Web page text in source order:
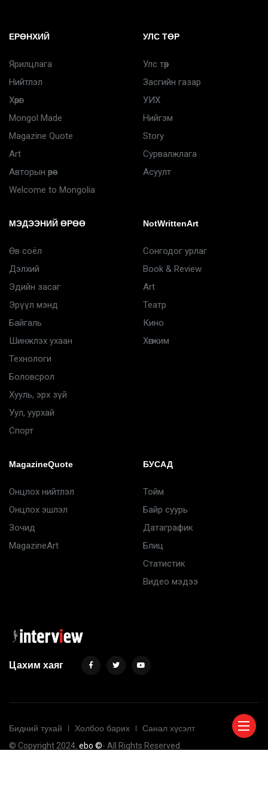
ЕРӨНХИЙ
Ярилцлага
Нийтлэл
Хөрөг
Mongol Made
Magazine Quote
Art
Авторын өрөө
Welcome to Mongolia
УЛС ТӨР
Улс төр
Засгийн газар
УИХ
Нийгэм
Story
Сурвалжлага
Асуулт
МЭДЭЭНИЙ ӨРӨӨ
Өв соёл
Дэлхий
Эдийн засаг
Эрүүл мэнд
Байгаль
Шинжлэх ухаан
Технологи
Боловсрол
Хууль, эрх зүй
Уул, уурхай
Спорт
NotWrittenArt
Сонгодог урлаг
Book & Review
Art
Театр
Кино
Хөгжим
MagazineQuote
Онцлох нийтлэл
Онцлох эшлэл
Зочид
MagazineArt
БУСАД
Тойм
Байр суурь
Датаграфик
Блиц
Статистик
Видео мэдээ
Цахим хаяг
Бидний тухай Холбоо барих
Санал хүсэлт
© Copyright 2024 . ebo ©- All Rights Reserved.